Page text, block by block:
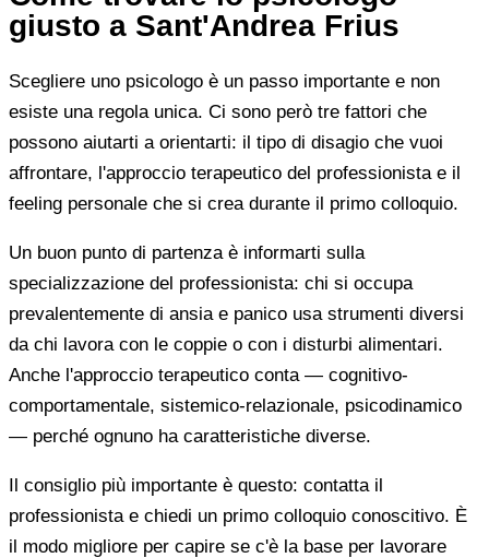
giusto a Sant'Andrea Frius
Scegliere uno psicologo è un passo importante e non
esiste una regola unica. Ci sono però tre fattori che
possono aiutarti a orientarti: il tipo di disagio che vuoi
affrontare, l'approccio terapeutico del professionista e il
feeling personale che si crea durante il primo colloquio.
Un buon punto di partenza è informarti sulla
specializzazione del professionista: chi si occupa
prevalentemente di ansia e panico usa strumenti diversi
da chi lavora con le coppie o con i disturbi alimentari.
Anche l'approccio terapeutico conta — cognitivo-
comportamentale, sistemico-relazionale, psicodinamico
— perché ognuno ha caratteristiche diverse.
Il consiglio più importante è questo: contatta il
professionista e chiedi un primo colloquio conoscitivo. È
il modo migliore per capire se c'è la base per lavorare